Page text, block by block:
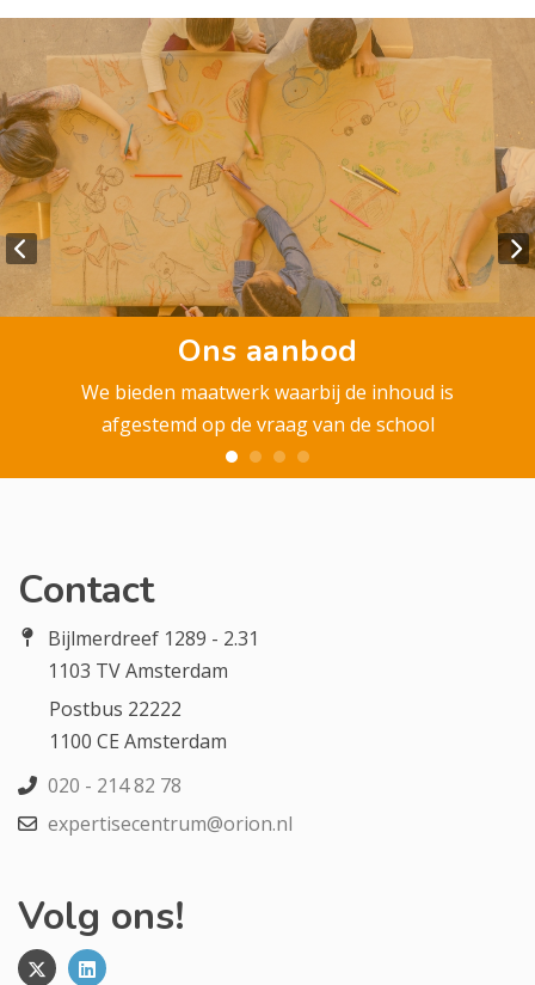
Ons aanbod
We bieden maatwerk waarbij de inhoud is
afgestemd op de vraag van de school
Contact
Bijlmerdreef 1289 - 2.31
1103 TV Amsterdam
Postbus 22222
1100 CE Amsterdam
020 - 214 82 78
expertisecentrum@orion.nl
Volg ons!